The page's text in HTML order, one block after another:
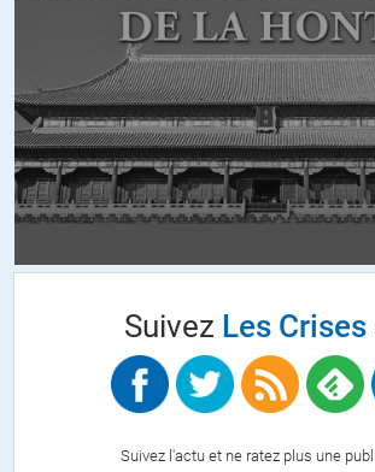
elle se retrouverait immédiatement devant un «
et serait condamnée à verser des indemnités
d’armes pour compenser le manque à gagner.
C’est aussi ça la « libre circulation des biens et
une économie « libre et non faussée ».
+11 ALERTER
rapporteraient que quelques milliards d’euros
L’Etat français se prostituerait donc pour moins
Suivez Les Crises
Suivez l'actu et ne ratez plus une